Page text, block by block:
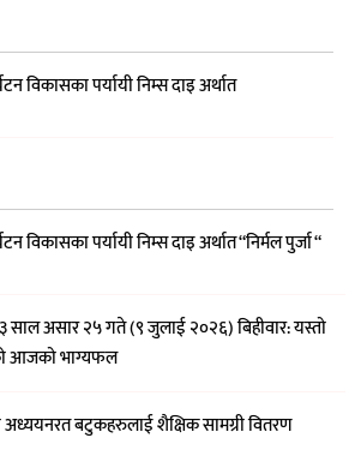
विकासका पर्यायी निम्स दाइ अर्थात
विकासका पर्यायी निम्स दाइ अर्थात “निर्मल पुर्जा “
असार २५ गते (९ जुलाई २०२६) बिहीवार: यस्तो
आजको भाग्यफल
बटुकहरुलाई शैक्षिक सामग्री वितरण